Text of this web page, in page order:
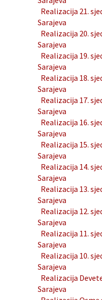
Realizacija 21.
Sarajeva
Realizacija 20.
Sarajeva
Realizacija 19.
Sarajeva
Realizacija 18.
Sarajeva
Realizacija 17.
Sarajeva
Realizacija 16.
Sarajeva
Realizacija 15.
Sarajeva
Realizacija 14.
Sarajeva
Realizacija 13.
Sarajeva
Realizacija 12.
Sarajeva
Realizacija 11.
Sarajeva
Realizacija 10.
Sarajeva
Realizacija
Sarajeva